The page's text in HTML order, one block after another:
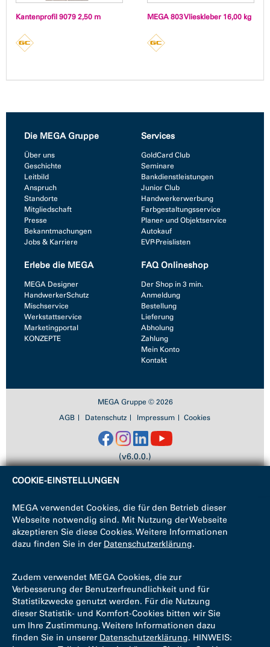
Kantenprofil 9079 2,50 m MEGA 803 Vlieskleber 16,00 kg
Die MEGA Gruppe
Über uns
Geschichte
Leitbild
Anspruch
Standorte
Mitgliedschaft
Presse
Bekanntmachungen
Jobs & Karriere
Services
GoldCard Club
Seminare
Bankdienstleistungen
Junior Club
Handwerkerwerbung
Farbgestaltungsservice
Planer- und Objektservice
Autokauf
EVP-Preislisten
Erlebe die MEGA
MEGA Designer
HandwerkerSchutz
Mischservice
Werkstattservice
Marketingportal
KONZEPTE
FAQ Onlineshop
Der Shop in 3 min.
Anmeldung
Bestellung
Lieferung
Abholung
Zahlung
Mein Konto
Kontakt
MEGA Gruppe © 2026
AGB
Datenschutz Impressum Cookies
(v6.0.0.)
COOKIE-EINSTELLUNGEN
MEGA verwendet Cookies, die für den Betrieb dieser
Webseite notwendig sind. Mit Nutzung der Webseite
akzeptieren Sie diese Cookies. Weitere Informationen
dazu finden Sie in der Datenschutzerklärung.
Zudem verwendet MEGA Cookies, die zur
Verbesserung der Benutzerfreundlichkeit und für
Statistikzwecke genutzt werden. Für die Nutzung
dieser Statistik- und Komfort-Cookies bitten wir Sie
um Ihre Zustimmung. Weitere Informationen dazu
finden Sie in unserer Datenschutzerklärung. HINWEIS: